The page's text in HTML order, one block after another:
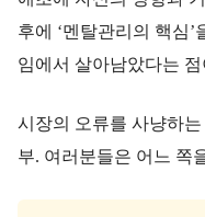
후에 ‘멘탈관리의 핵심
임에서 살아남았다는
시장의 오류를 사냥하
부. 여러분들은 어느 쪽